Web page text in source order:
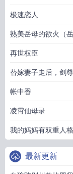
极速恋人
熟美岳母的欲火（
再世权臣
替嫁妻子走后，剑
帐中香
凌霄仙母录
我的妈妈有双重人格
最新更新